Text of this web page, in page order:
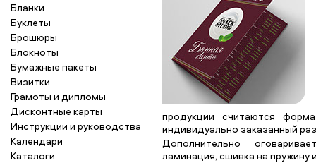
Бланки
Буклеты
Брошюры
Блокноты
Бумажные пакеты
Визитки
Грамоты и дипломы
Дисконтные карты
Инструкции и руководства
Календари
Каталоги
продукции считаются
индивидуально заказанный
Дополнительно
ламинация, сшивка на пружину